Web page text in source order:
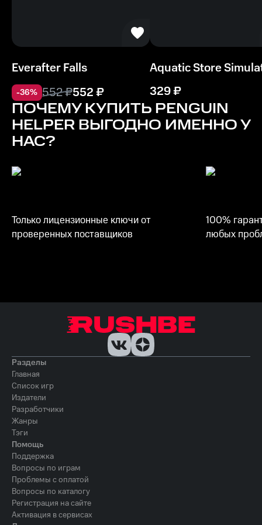
Intel Core i5 12600 или аналогичный
Память
4 ГБ ОЗУ
Место на диске
350 MБ
Everafter Falls
-36% 552₽552₽
Aquatic Store
329₽
ПОЧЕМУ КУПИТЬ PENGUIN
HELPER ВЫГОДНО ИМЕННО У
НАС?
Только лицензионные ключи от
проверенных поставщиков
100%
любых
Разделы
Главная
Список игр
Издатели
Разработчики
Жанры
Тэги
Помощь
Поддержка
Вопросы по играм
Проблемы с оплатой
Вопросы по каталогу
Регистрация на сайте
Активация в сервисах